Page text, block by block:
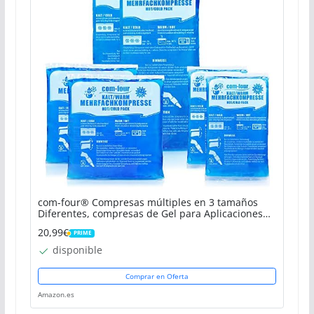
com-four® Compresas múltiples en 3 tamaños
Diferentes, compresas de Gel para Aplicaciones
microondas...
20,99€ PRIME
PRIME
disponible
Comprar en Oferta
Amazon.es